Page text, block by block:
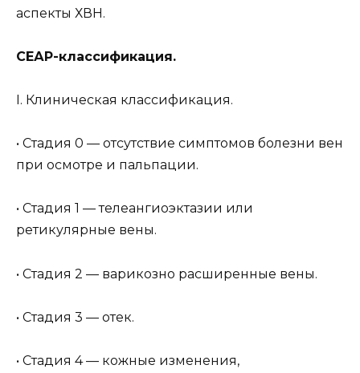
аспекты ХВН.
CЕАР-классификация.
I. Клиническая классификация.
• Стадия 0 — отсутствие симптомов болезни вен
при осмотре и пальпации.
• Стадия 1 — телеангиоэктазии или
ретикулярные вены.
• Стадия 2 — варикозно расширенные вены.
• Стадия 3 — отек.
• Стадия 4 — кожные изменения,